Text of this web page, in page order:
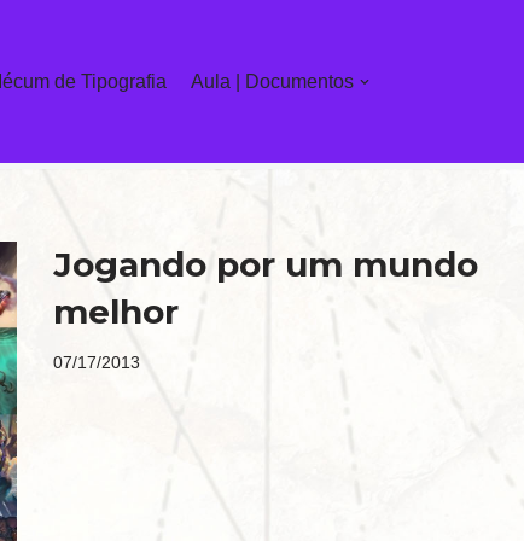
de Tipografia Aula | Documentos
Jogando por um mundo
melhor
07/17/2013